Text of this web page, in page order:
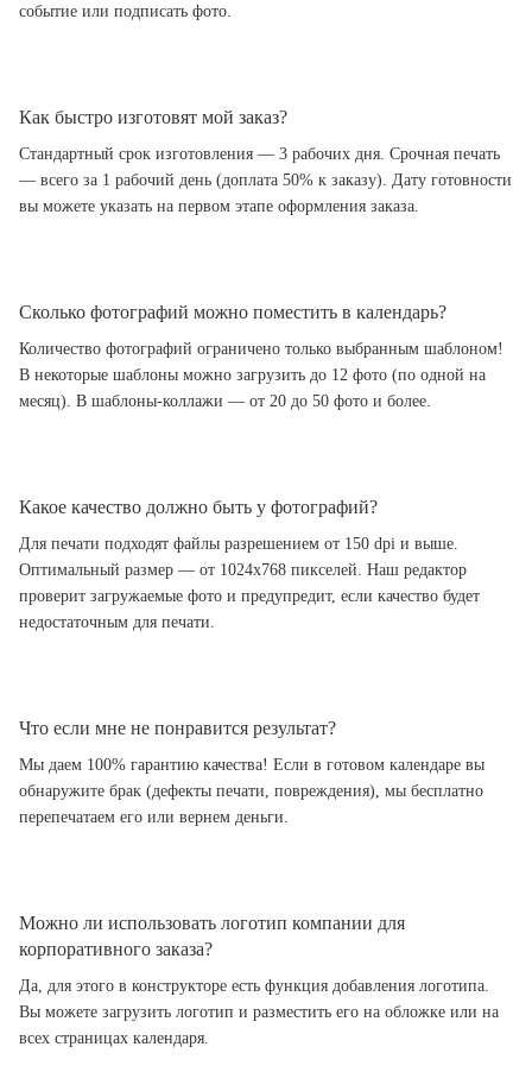
событие или подписать фото.
Как быстро изготовят мой заказ?
Стандартный срок изготовления — 3 рабочих дня. Срочная печать
— всего за 1 рабочий день (доплата 50% к заказу). Дату готовности
вы можете указать на первом этапе оформления заказа.
Сколько фотографий можно поместить в календарь?
Количество фотографий ограничено только выбранным шаблоном!
В некоторые шаблоны можно загрузить до 12 фото (по одной на
месяц). В шаблоны-коллажи — от 20 до 50 фото и более.
Какое качество должно быть у фотографий?
Для печати подходят файлы разрешением от 150 dpi и выше.
Оптимальный размер — от 1024x768 пикселей. Наш редактор
проверит загружаемые фото и предупредит, если качество будет
недостаточным для печати.
Что если мне не понравится результат?
Мы даем 100% гарантию качества! Если в готовом календаре вы
обнаружите брак (дефекты печати, повреждения), мы бесплатно
перепечатаем его или вернем деньги.
Можно ли использовать логотип компании для
корпоративного заказа?
Да, для этого в конструкторе есть функция добавления логотипа.
Вы можете загрузить логотип и разместить его на обложке или на
всех страницах календаря.